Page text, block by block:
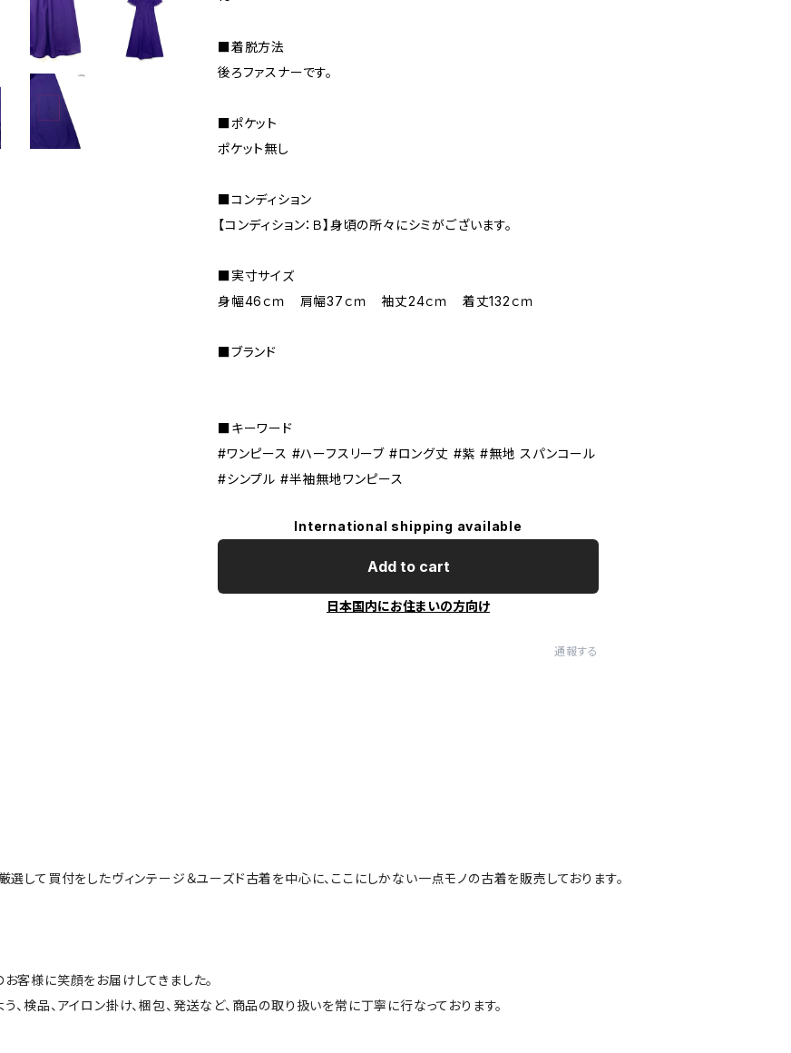
■着脱方法
後ろファスナーです。
■ポケット
ポケット無し
■コンディション
【コンディション：Ｂ】身頃の所々にシミがございます。
■実寸サイズ
身幅46ｃｍ 肩幅37ｃｍ 袖丈24ｃｍ 着丈132ｃｍ
■ブランド
■キーワード
#ワンピース #ハーフスリーブ #ロング丈 #紫 #無地 スパンコール
#シンプル #半袖無地ワンピース
International shipping available
Add to cart
日本国内にお住まいの方向け
通報する
選して買付をしたヴィンテージ＆ユーズド古着を中心に、ここにしかない一点モノの古着を販売しております。
客様に笑顔をお届けしてきました。
検品、アイロン掛け、梱包、発送など、商品の取り扱いを常に丁寧に行なっております。